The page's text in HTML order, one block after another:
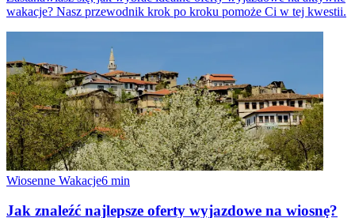
wakacje? Nasz przewodnik krok po kroku pomoże Ci w tej kwestii.
Wiosenne Wakacje6 min
Jak znaleźć najlepsze oferty wyjazdowe na wiosnę?